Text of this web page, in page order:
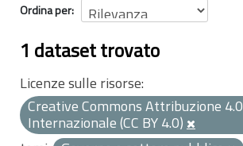
Ordina per
1 dataset trovato
Licenze sulle risorse:
Creative Commons Attribuzione 4.0
Internazionale (CC BY 4.0)